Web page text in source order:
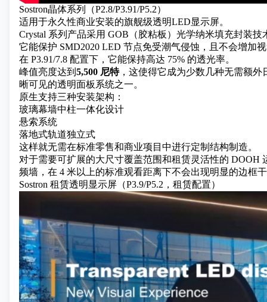
Sostron晶体系列（P2.8/P3.91/P5.2）
适用于永久性商业安装的旗舰级透明LED显示屏。
Crystal 系列产品采用 GOB（胶粘板）光学纳米填充封装
它能保护 SMD2020 LED 节点免受潮气侵蚀，且不会增加
在 P3.91/7.8 配置下，它能保持高达 75% 的透光率。
峰值亮度达到 5,500 尼特，这使得它成为少数几种无需额
晰可见的透明面板系统之一。
原生支持三种安装架构：
玻璃幕墙中柱一体化设计
悬索系统
落地式轨道独立式
这样就无需在标准零售和商业项目中进行定制结构制造。
对于需要可扩展的大尺寸覆盖范围和租赁灵活性的 DOOH
频墙，在 4 米以上的标准观看距离下不会出现明显的边框
Sostron 租赁透明显示屏（P3.9/P5.2，租赁配置）